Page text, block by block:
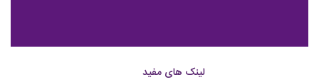
لینک های مفید